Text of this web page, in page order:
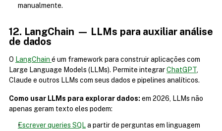
manualmente.
12. LangChain — LLMs para auxiliar análise
de dados
O LangChain é um framework para construir aplicações com
Large Language Models (LLMs). Permite integrar ChatGPT,
Claude e outros LLMs com seus dados e pipelines analíticos.
Como usar LLMs para explorar dados: em 2026, LLMs não
apenas geram texto eles podem:
Escrever queries SQL a partir de perguntas em linguagem